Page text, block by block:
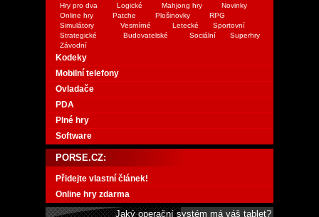
Hry pro dva
Logické Mahjong hry
Novinky
Online hry
Patche Plošinovky
RPG
Simulátory
Vesmírné Letecké
Sportovní
Strategické
Budovatelské Sociální
Superhry
Závodní
Kodeky
Mobilní telefony
Ovladače
PDA
Plné hry
Software
PORSE.CZ:
Přidejte vlastní článek!
Online hry zdarma
Jaký operační systém má váš tablet?